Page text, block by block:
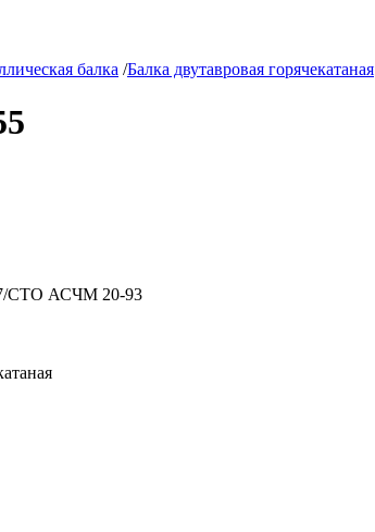
балка /Балка двутавровая горячекатаная
СТО АСЧМ 20-93